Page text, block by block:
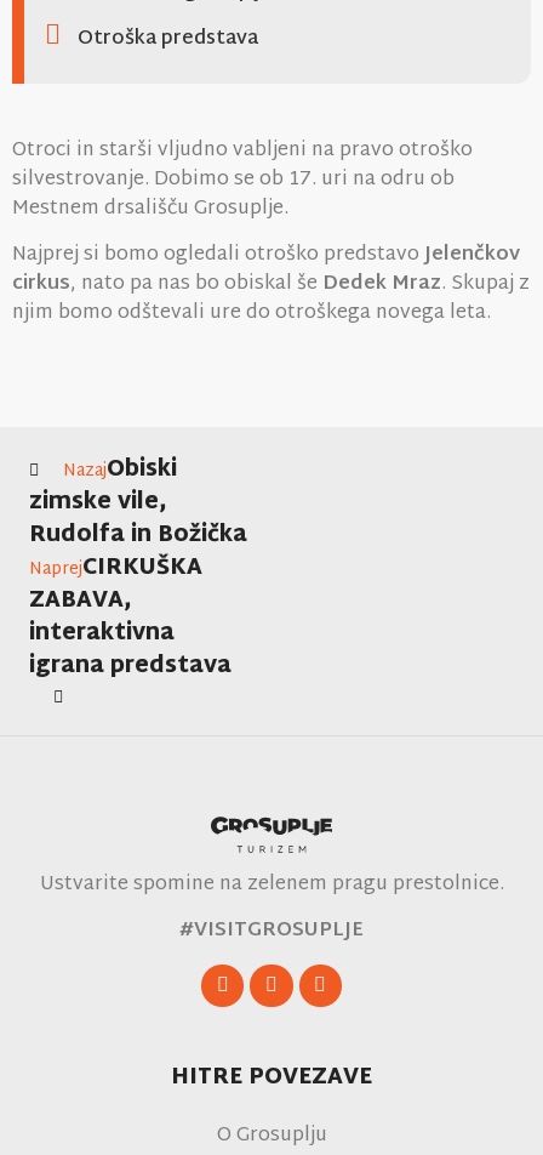
Otroška predstava
Otroci in starši vljudno vabljeni na pravo otroško
silvestrovanje. Dobimo se ob 17. uri na odru ob
Mestnem drsališču Grosuplje.
Najprej si bomo ogledali otroško predstavoJelenčkov
cirkus, nato pa nas bo obiskal še Dedek Mraz. Skupaj z
njim bomo odštevali ure do otroškega novega leta.
NazajObiski
zimske vile,
Rudolfa in Božička
NaprejCIRKUŠKA
ZABAVA,
interaktivna
igrana predstava
Ustvarite spomine na zelenem pragu prestolnice.
#VISITGROSUPLJE
HITRE POVEZAVE
O Grosuplju